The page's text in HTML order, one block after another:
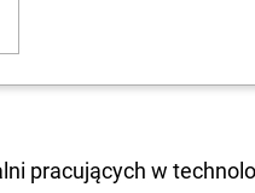
pracujących w